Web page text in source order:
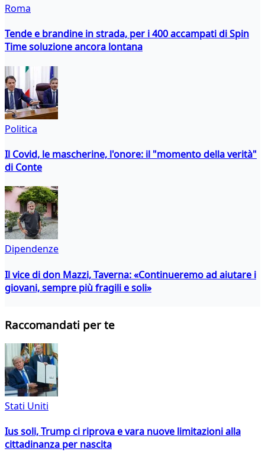
Roma
Tende e brandine in strada, per i 400 accampati di Spin
Time soluzione ancora lontana
Politica
Il Covid, le mascherine, l'onore: il "momento della verità"
di Conte
Dipendenze
Il vice di don Mazzi, Taverna: «Continueremo ad aiutare i
giovani, sempre più fragili e soli»
Raccomandati per te
Stati Uniti
Ius soli, Trump ci riprova e vara nuove limitazioni alla
cittadinanza per nascita